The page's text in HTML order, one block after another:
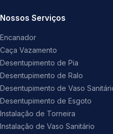
Nossos Serviços
Encanador
Caça Vazamento
Desentupimento de Pia
Desentupimento de Ralo
Desentupimento de Vaso
Desentupimento de Esgoto
Instalação de Torneira
Instalação de Vaso Sanitário